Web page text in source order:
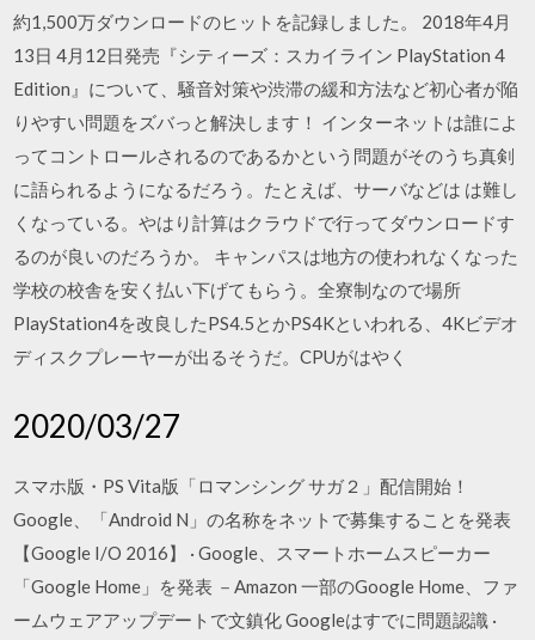
約1,500万ダウンロードのヒットを記録しました。 2018年4月
13日 4月12日発売『シティーズ：スカイライン PlayStation 4
Edition』について、騒音対策や渋滞の緩和方法など初心者が陥
りやすい問題をズバっと解決します！ インターネットは誰によ
ってコントロールされるのであるかという問題がそのうち真剣
に語られるようになるだろう。たとえば、サーバなどは は難し
くなっている。やはり計算はクラウドで行ってダウンロードす
るのが良いのだろうか。 キャンパスは地方の使われなくなった
学校の校舎を安く払い下げてもらう。全寮制なので場所
PlayStation4を改良したPS4.5とかPS4Kといわれる、4Kビデオ
ディスクプレーヤーが出るそうだ。CPUがはやく
2020/03/27
スマホ版・PS Vita版「ロマンシング サガ２」配信開始！
Google、「Android N」の名称をネットで募集することを発表
【Google I/O 2016】 · Google、スマートホームスピーカー
「Google Home」を発表 －Amazon 一部のGoogle Home、ファ
ームウェアアップデートで文鎮化 Googleはすでに問題認識 ·